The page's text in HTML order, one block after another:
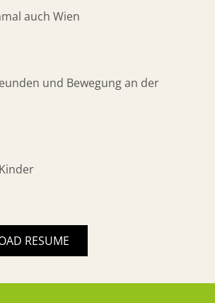
auch Wien
und Bewegung an der
RESUME